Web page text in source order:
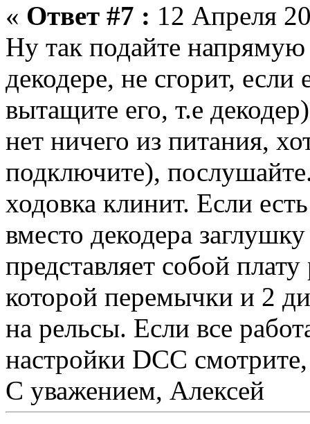
« Ответ #7 : 12 Апреля
Ну так подайте
декодере, не сгорит,
вытащите его, т.е
нет ничего из питания,
подключите),
ходовка клинит. Если
вместо декодера
представляет собой
которой перемычки и 2
на рельсы. Если все
настройки DCC
С уважением, Алексей